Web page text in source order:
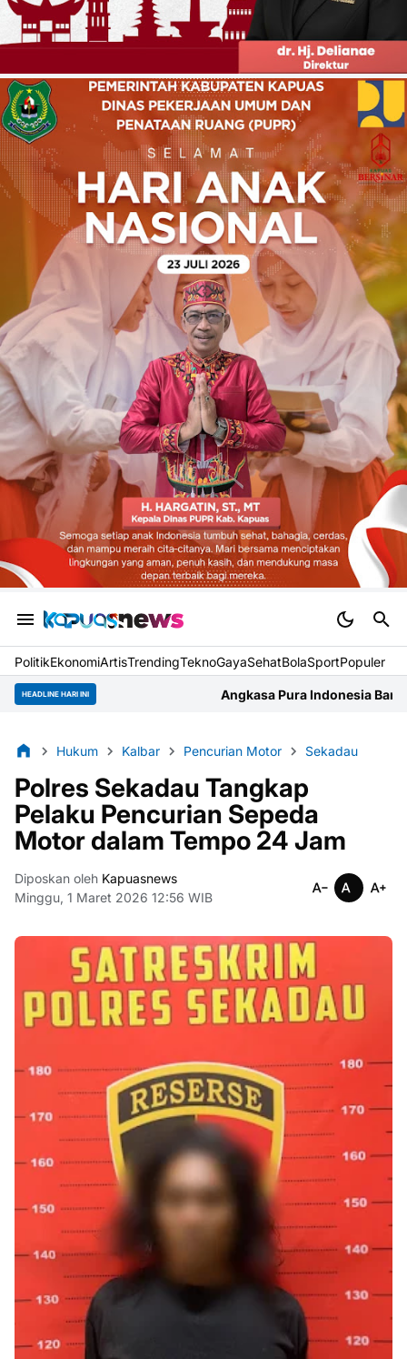
PolitikEkonomiArtisTrendingTeknoGayaSehatBolaSportPopuler
HEADLINE HARI INIAngkasa Pura Indonesia Bandara Supadio Gelar Rapat
Hukum Kalbar Pencurian Motor Sekadau
Polres Sekadau Tangkap
Pelaku Pencurian Sepeda
Motor dalam Tempo 24 Jam
Diposkan oleh Kapuasnews
Minggu, 1 Maret 2026 12:56 WIB